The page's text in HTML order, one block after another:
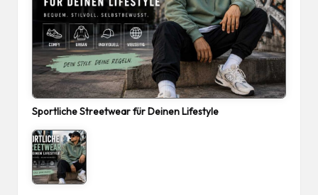
Sportliche Streetwear für Deinen Lifestyle